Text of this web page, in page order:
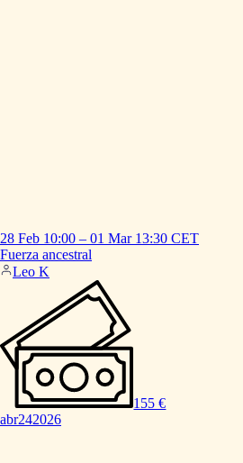
28 Feb 10:00 – 01 Mar 13:30 CET
Fuerza ancestral
Leo K
155 €
abr242026